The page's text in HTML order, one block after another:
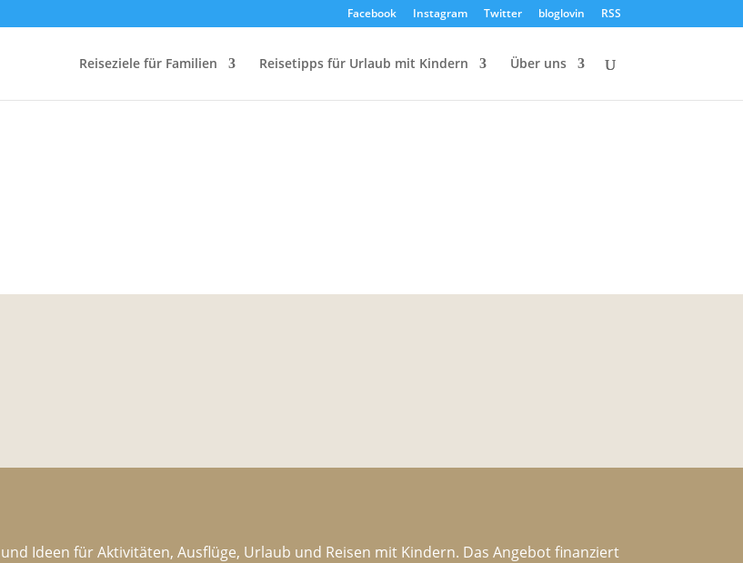
Facebook Instagram Twitter bloglovin RSS
Reiseziele für Familien Reisetipps für Urlaub mit Kindern Über uns
Ideen für Aktivitäten, Ausflüge, Urlaub und Reisen mit Kindern. Das Angebot finanziert